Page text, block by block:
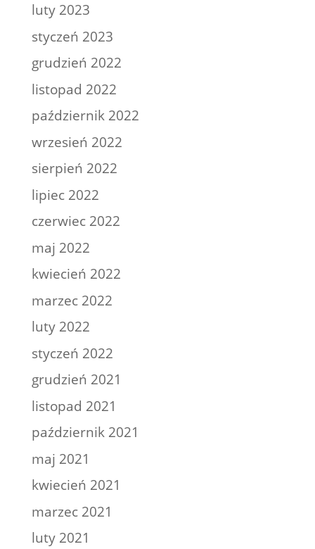
luty 2023
styczeń 2023
grudzień 2022
listopad 2022
październik 2022
wrzesień 2022
sierpień 2022
lipiec 2022
czerwiec 2022
maj 2022
kwiecień 2022
marzec 2022
luty 2022
styczeń 2022
grudzień 2021
listopad 2021
październik 2021
maj 2021
kwiecień 2021
marzec 2021
luty 2021